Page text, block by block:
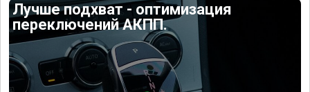
Лучше подхват - оптимизация
переключений АКПП.